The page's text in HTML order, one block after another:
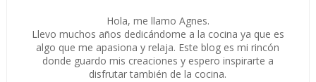
Hola, me llamo Agnes.
Llevo muchos años dedicándome a la cocina ya que es
algo que me apasiona y relaja. Este blog es mi rincón
donde guardo mis creaciones y espero inspirarte a
disfrutar también de la cocina.